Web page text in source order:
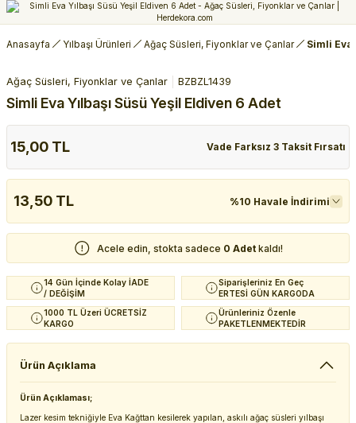
Anasayfa Yılbaşı Ürünleri Ağaç Süsleri, Fiyonklar ve Çanlar Simli Eva
Ağaç Süsleri, Fiyonklar ve Çanlar BZBZL1439
Simli Eva Yılbaşı Süsü Yeşil Eldiven 6 Adet
15,00 TL Vade Farksız 3 Taksit Fırsatı
13,50 TL %10 Havale İndirimi
Acele edin, stokta sadece 0 Adet kaldı!
14 Gün İçinde Kolay İADE
/ DEĞİŞİM
Siparişleriniz En Geç
ERTESİ GÜN KARGODA
1000 TL Üzeri ÜCRETSİZ
KARGO
Ürünleriniz Özenle
PAKETLENMEKTEDİR
Ürün Açıklama
Ürün Açıklaması;
Lazer kesim tekniğiyle Eva Kağttan kesilerek yapılan, askılı ağaç süsleri yılbaşı